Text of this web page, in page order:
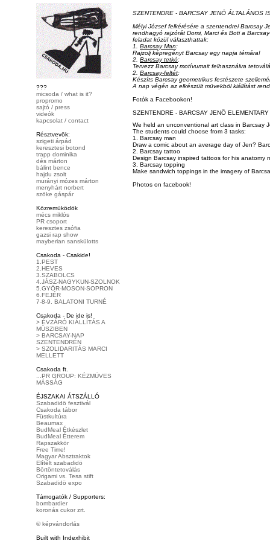
???
micsoda / what is it?
propromo
sajtó / press
videók
kapcsolat / contact
Résztvevök:
szigeti árpád
keresztesi botond
trapp dominika
dés márton
bálint bence
hajdu zsolt
murányi mózes márton
menyhárt norbert
szöke gáspár
Közremüködök
mécs miklós
PR csoport
keresztes zsófia
gazsi rap show
mayberian sanskülotts
Csakoda - Csakide!
1.PEST
2.HEVES
3.SZABOLCS
4.JÁSZ-NAGYKUN-SZOLNOK
5.GYÖR-MOSON-SOPRON
6.FEJÉR
7-8-9. BALATONI TURNÉ
Csakoda - De ide is!
> ÉVZÁRÓ KIÁLLÍTÁS A
MÜSZIBEN
> BARCSAY-NAP
SZENTENDRÉN
> SZOLIDARITÁS MARCI
MELLETT
Csakoda ft.
...PR GROUP: KÉZMÜVES
MÁSSÁG
ÉJSZAKAI ÁTSZÁLLÓ
Szabadidö fesztivál
Csakoda tábor
Füstkultúra
Beaumax
BudMeal Étkészlet
BudMeal Étterem
Rapszakkör
Free Time!
Magyar Absztraktok
Elítélt szabadidö
Börtöntetoválás
Origami vs. Tesa stift
Szabadidö expo
Támogatók / Supporters:
bombardier
koronás cukor zrt.
© képvándorlás
Built with Indexhibit
SZENTENDRE - BARCSAY JENÖ ÁLTALÁNOS
Mélyi József felkérésére a szentendrei Barcsay
rendhagyó rajzórát Domi, Marci és Boti a
feladat közül választhattak:
1. Barcsay Man:
Rajzolj képregényt Barcsay egy napja témára!
2. Barcsay tetkó:
Tervezz Barcsay motívumait felhasználva
2. Barcsay-feltét:
Készíts Barcsay geometrikus festészete
A nap végén az elkészült müvekböl kiállítást
Fotók a Facebookon!
SZENTENDRE - BARCSAY JENÖ
We held an unconventional art class in Barcsay
The students could choose from 3 tasks:
1. Barcsay man
Draw a comic about an average day of Jen?
2. Barcsay tattoo
Design Barcsay inspired tattoos for his anatomy
3. Barcsay topping
Make sandwich toppings in the imagery of
Photos on facebook!